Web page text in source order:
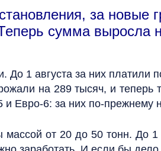
за новые
сумма выросла
До 1 августа за них
на 289 тысяч, и
Евро-6: за них по-прежнему
от 20 до 50 тонн. До 1